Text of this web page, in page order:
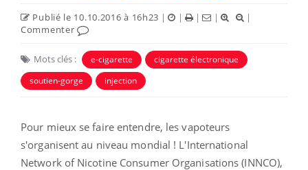
Publié le 10.10.2016 à 16h23 | | | |
|
Commenter
Mots clés : e-cigarette
cigarette électronique
soutien-gorge
injection
Pour mieux se faire entendre, les vapoteurs
s'organisent au niveau mondial ! L'International
Network of Nicotine Consumer Organisations (INNCO),